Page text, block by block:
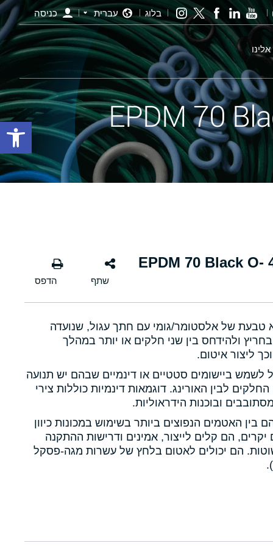
בלוג עברית כניסה
אורינג שחור - 465.00×4.00 EPDM 70 Black O-
טבעת של אלסטומר/גומי עם חתך עגול, שנועדה
ולהידחס בין שני חלקים או יותר במהלך
ליצור איטום.
לשמש ביישומים סטטיים או דינמיים שבהם יש תנועה
החלקים לבין האורינג. דוגמאות דינמיות כוללות צירי
ובוכנות הידראוליות.
בין האטמים הנפוצים ביותר בשימוש במכונות כיוון
הם קלים לייצור, אמינים ודרישות ההתקנה
הם יכולים לאטום בלחץ של עשרות מגה-פסקל
פתח